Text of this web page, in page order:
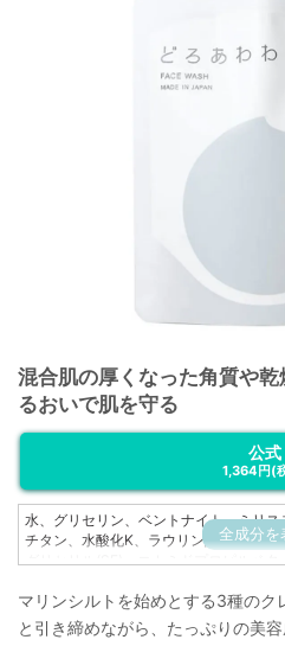
混合肌の厚くなった角質や
るおいで肌を守る
公式
1,364円(
全成分を
水、グリセリン、ベントナイト、ミリ
チタン、水酸化K、ラウリン酸、ジステ
グリセリル(SE)、コカミドプロピルベ
メヌカ発酵液、シロキクラゲ多糖体、
乳発酵液、ヒアルロン酸Na、黒砂糖エ
ィトステリル/オクチルドデシル)、ココ
マリンシルトを始めとする3種のク
と引き締めながら、たっぷりの美